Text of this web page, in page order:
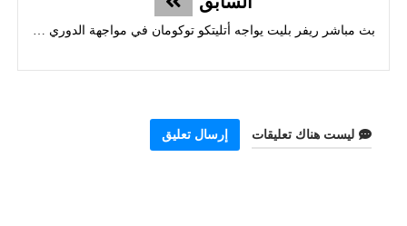
بث مباشر ريفر بليت يواجه أتليتكو توكومان في مواجهة الدوري الأرجنتيني
ليست هناك تعليقات إرسال تعليق